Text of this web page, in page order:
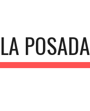
LA POSADA